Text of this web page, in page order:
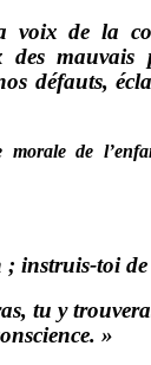
voix de la
mauvais
défauts,
de
instruis-toi de
tu y
»